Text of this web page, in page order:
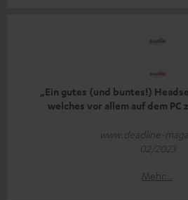
„Ein gutes (und buntes!)
welches vor allem auf dem PC
www.deadline-
02/2023
Mehr...